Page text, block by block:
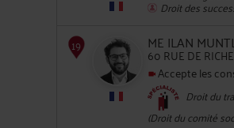
15
Droit des
ME ILAN
60 RUE DE
Accepte les
Droit du
(Droit du comité